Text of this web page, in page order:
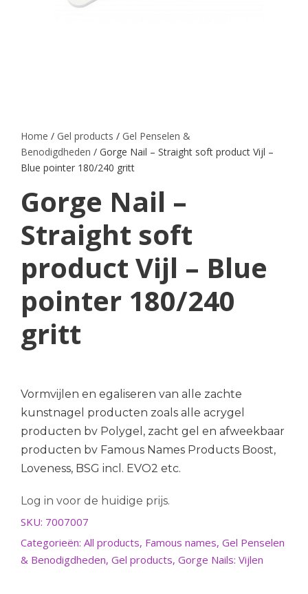
Home / Gel products / Gel Penselen &
Benodigdheden / Gorge Nail – Straight soft product Vijl –
Blue pointer 180/240 gritt
Gorge Nail –
Straight soft
product Vijl – Blue
pointer 180/240
gritt
Vormvijlen en egaliseren van alle zachte
kunstnagel producten zoals alle acrygel
producten bv Polygel, zacht gel en afweekbaar
producten bv Famous Names Products Boost,
Loveness, BSG incl. EVO2 etc.
Log in voor de huidige prijs.
SKU: 7007007
Categorieën: All products, Famous names, Gel Penselen
& Benodigdheden, Gel products, Gorge Nails: Vijlen